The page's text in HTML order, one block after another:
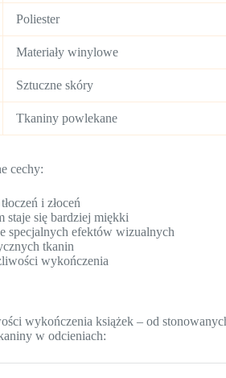
Poliester
Materiały winylowe
Sztuczne skóry
Tkaniny powlekane
cechy:
i złoceń
staje się bardziej miękki
specjalnych efektów wizualnych
tkanin
wykończenia
wykończenia książek – od
w odcieniach: